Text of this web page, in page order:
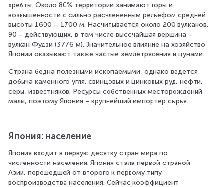
хребты. Около 80% территории занимают горы и
возвышенности с сильно расчлененным рельефом средней
высоты 1600 – 1700 м. Насчитывается около 200 вулканов,
90 – действующих, в том числе высочайшая вершина –
вулкан Фудзи (3776 м). Значительное влияние на хозяйство
Японии оказывают также частые землетрясения и цунами.
Страна бедна полезными ископаемыми, однако ведется
добыча каменного угля, свинцовых и цинковых руд, нефти,
серы, известняков. Ресурсы собственных месторождений
малы, поэтому Япония – крупнейший импортер сырья.
Япония: население
Япония входит в первую десятку стран мира по
численности населения. Япония стала первой страной
Азии, перешедшей от второго к первому типу
воспроизводства населения. Сейчас коэффициент